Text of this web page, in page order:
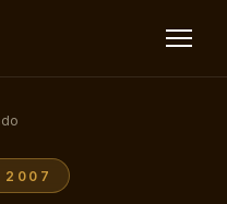
2007